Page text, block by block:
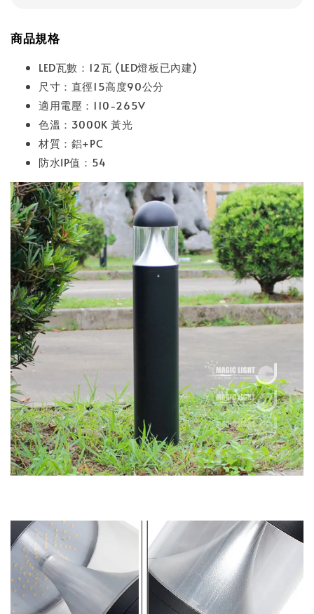
商品規格
LED瓦數：12瓦 (LED燈板已內建)
尺寸：直徑15高度90公分
適用電壓：110-265V
色溫：3000K 黃光
材質：鋁+PC
防水IP值：54